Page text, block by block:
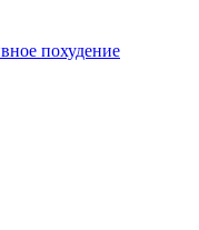
похудение